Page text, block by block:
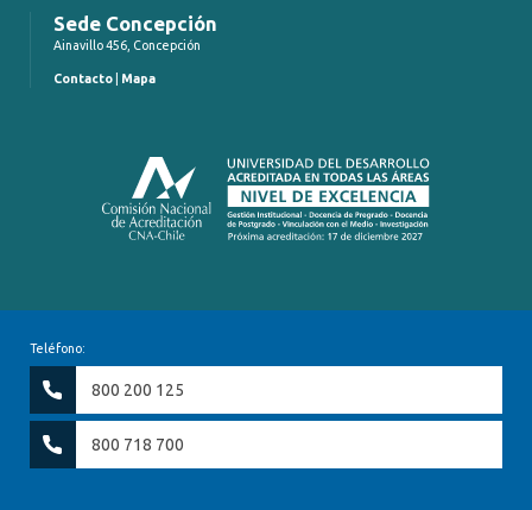
Sede Concepción
Ainavillo 456, Concepción
Contacto Mapa
Teléfono:
800 200 125
800 718 700